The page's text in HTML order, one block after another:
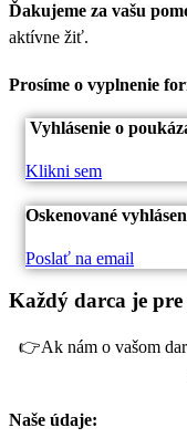
Ďakujeme za vašu
aktívne žiť.
Prosíme o vyplnenie
Vyhlásenie o
Klikni sem
Oskenované
Poslať na email
Každý darca je pre
👉Ak nám o vašom
Naše údaje: